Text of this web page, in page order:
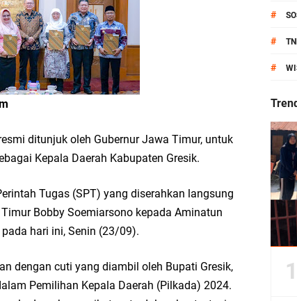
Rekor MURI, KWGe Angkat Kuliner Gresik ke Panggung Dunia
Kemenag Salurkan 22.456 Bingkisan Lebaran Yatim Serentak di Berbagai
Kantor Desa Sidoraharjo: Simbol Komitmen Pelayanan Publik dan
Juta, Perkuat Keberlanjutan Program JKNN
Negoro Sambut Tahun Baru Islam 1448 H dengan Doa Kedamaian
ditunjuk oleh Gubernur Jawa Timur, untuk
Kepala Daerah Kabupaten Gresik.
Tugas (SPT) yang diserahkan langsung
Bobby Soemiarsono kepada Aminatun
hari ini, Senin (23/09).
dengan cuti yang diambil oleh Bupati Gresik,
Pemilihan Kepala Daerah (Pilkada) 2024.
#
# TNI
#